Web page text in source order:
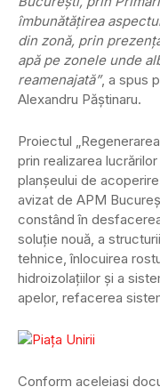
îmbunătățirea
din zonă, prin
apă pe zonele unde
reamenajată”, a spus
Alexandru Păștinaru.
Proiectul
prin realizarea
planșeului de
avizat de APM
constând în
soluție nouă, a
tehnice, înlocuirea
hidroizolațiilor și a
apelor, refacerea
Conform aceleiași